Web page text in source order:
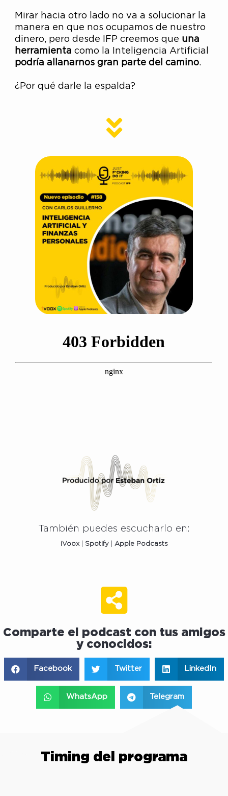
Mirar hacia otro lado no va a solucionar la
manera en que nos ocupamos de nuestro
dinero, pero desde IFP creemos que una
herramienta como la Inteligencia Artificial
podría allanarnos gran parte del camino.
¿Por qué darle la espalda?
También puedes escucharlo en:
iVoox| Spotify| Apple Podcasts
Comparte el podcast con tus amigos
y conocidos:
Facebook Twitter LinkedIn
WhatsApp Telegram
Timing del programa